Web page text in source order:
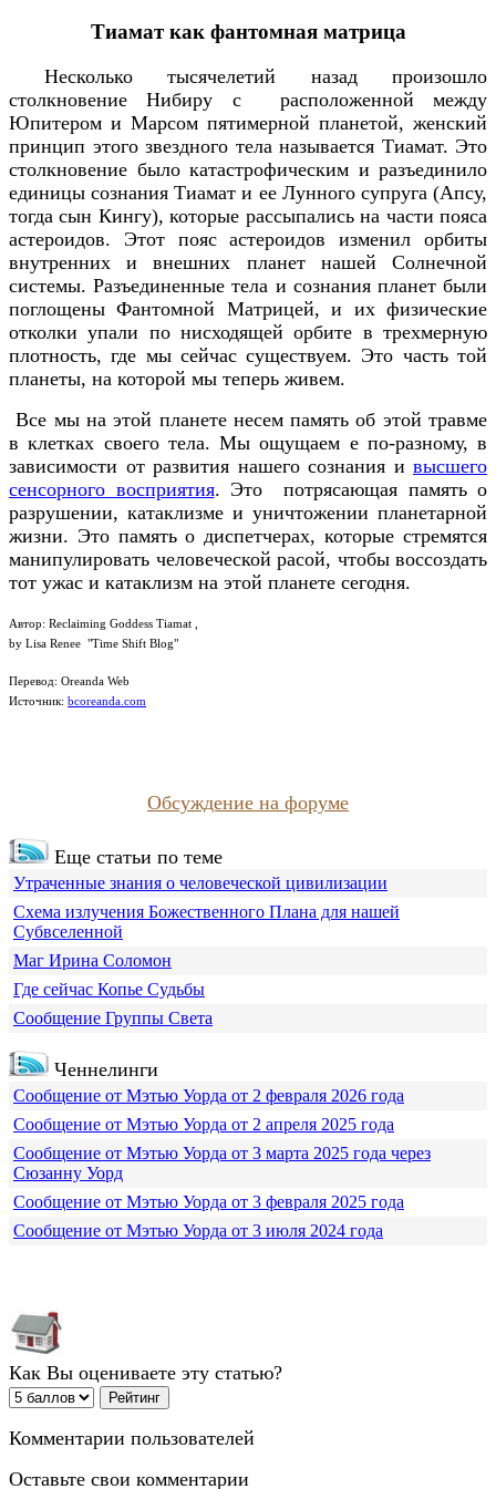
Тиамат как фантомная матрица
Несколько тысячелетий назад произошло
столкновение Нибиру с расположенной между
Юпитером и Марсом пятимерной планетой, женский
принцип этого звездного тела называется Тиамат. Это
столкновение было катастрофическим и разъединило
единицы сознания Тиамат и ее Лунного супруга (Апсу,
тогда сын Кингу), которые рассыпались на части пояса
астероидов. Этот пояс астероидов изменил орбиты
внутренних и внешних планет нашей Солнечной
системы. Разъединенные тела и сознания планет были
поглощены Фантомной Матрицей, и их физические
отколки упали по нисходящей орбите в трехмерную
плотность, где мы сейчас существуем. Это часть той
планеты, на которой мы теперь живем.
Все мы на этой планете несем память об этой травме
в клетках своего тела. Мы ощущаем е по-разному, в
зависимости от развития нашего сознания и высшего
сенсорного восприятия. Это потрясающая память о
разрушении, катаклизме и уничтожении планетарной
жизни. Это память о диспетчерах, которые стремятся
манипулировать человеческой расой, чтобы воссоздать
тот ужас и катаклизм на этой планете сегодня.
Автор: Reclaiming Goddess Tiamat ,
by Lisa Renee "Time Shift Blog"
Перевод: Oreanda Web
Источник: bcoreanda.com
Обсуждение на форуме
Еще статьи по теме
Утраченные знания о человеческой цивилизации
Схема излучения Божественного Плана для нашей
Субвселенной
Маг Ирина Соломон
Где сейчас Копье Судьбы
Сообщение Группы Света
Ченнелинги
Сообщение от Мэтью Уорда от 2 февраля 2026 года
Сообщение от Мэтью Уорда от 2 апреля 2025 года
Сообщение от Мэтью Уорда от 3 марта 2025 года через
Сюзанну Уорд
Сообщение от Мэтью Уорда от 3 февраля 2025 года
Сообщение от Мэтью Уорда от 3 июля 2024 года
Как Вы оцениваете эту статью?
Комментарии пользователей
Оставьте свои комментарии